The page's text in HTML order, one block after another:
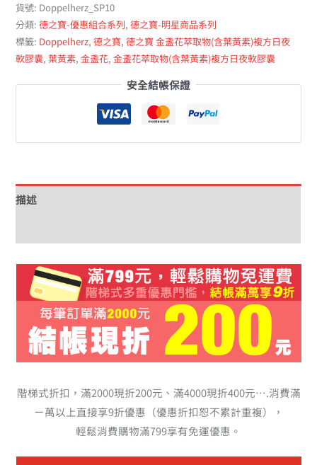
貨號: Doppelherz_SP10
分類:德之寶-優惠組合系列,德之寶-明星商品系列
標籤: Doppelherz,德之寶,德之寶 金盞花萃取物(含葉黃素)複方日夜
軟膠囊,葉黃素,金盞花,金盞花萃取物(含葉黃素)複方日夜軟膠囊
安全結帳保證
描述
階梯式折扣，滿2000現折200元、滿4000現折400元….消費滿
ㄧ萬以上直接享9折優惠（優惠折扣恕不累計重複），
輕鬆消費購物滿799享有免運優惠。